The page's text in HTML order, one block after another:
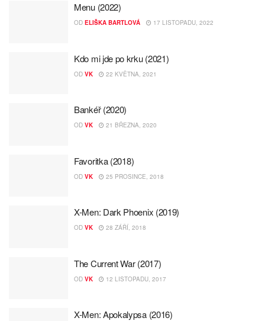
Menu (2022)
OD ELIŠKA BARTLOVÁ 17 LISTOPADU, 2022
Kdo mi jde po krku (2021)
OD VK 22 KVĚTNA, 2021
Bankéř (2020)
OD VK 21 BŘEZNA, 2020
Favoritka (2018)
OD VK 25 PROSINCE, 2018
X-Men: Dark Phoenix (2019)
OD VK 28 ZÁŘÍ, 2018
The Current War (2017)
OD VK 12 LISTOPADU, 2017
X-Men: Apokalypsa (2016)